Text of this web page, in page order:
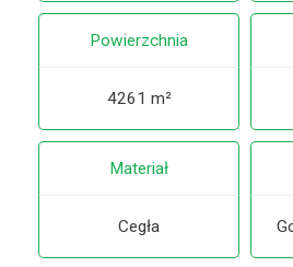
Powierzchnia
4261 m²
Materiał
Cegła